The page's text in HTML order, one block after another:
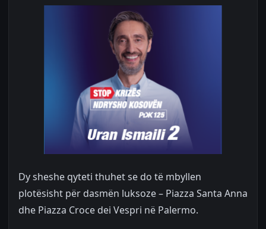
Dy sheshe qyteti thuhet se do të mbyllen
plotësisht për dasmën luksoze – Piazza Santa Anna
dhe Piazza Croce dei Vespri në Palermo.